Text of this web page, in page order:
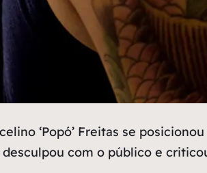
‘Popó’ Freitas se
com o público e